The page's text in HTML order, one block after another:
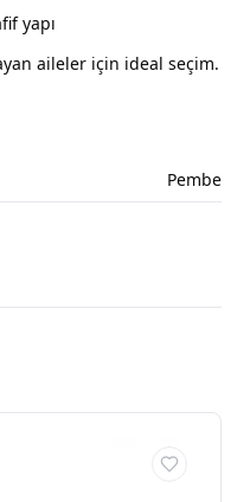
yapı
aileler için ideal seçim.
Pembe